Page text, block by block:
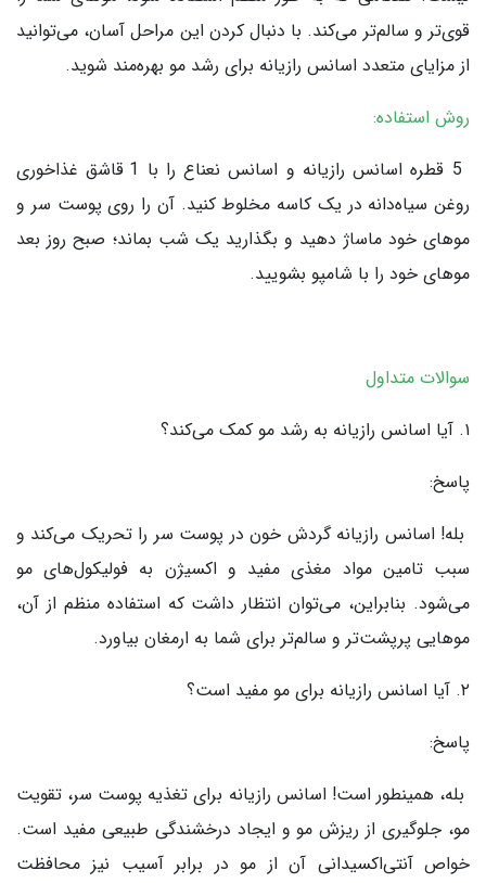
قوی‌تر و سالم‌تر می‌کند. با دنبال کردن این مراحل آسان، می‌توانید
از مزایای متعدد اسانس رازیانه برای رشد مو بهره‌مند شوید.
روش استفاده:
5 قطره اسانس رازیانه و اسانس نعناع را با 1 قاشق غذاخوری
روغن سیاه‌دانه در یک کاسه مخلوط کنید. آن را روی پوست سر و
موهای خود ماساژ دهید و بگذارید یک شب بماند؛ صبح روز بعد
موهای خود را با شامپو بشویید.
سوالات متداول
۱. آیا اسانس رازیانه به رشد مو کمک می‌کند؟
پاسخ:
بله! اسانس رازیانه گردش خون در پوست سر را تحریک می‌کند و
سبب تامین مواد مغذی مفید و اکسیژن به فولیکول‌های مو
می‌شود. بنابراین، می‌توان انتظار داشت که استفاده منظم از آن،
موهایی پرپشت‌تر و سالم‌تر برای شما به ارمغان بیاورد.
۲. آیا اسانس رازیانه برای مو مفید است؟
پاسخ:
بله، همینطور است! اسانس رازیانه برای تغذیه پوست سر، تقویت
مو، جلوگیری از ریزش مو و ایجاد درخشندگی طبیعی مفید است.
خواص آنتی‌اکسیدانی آن از مو در برابر آسیب نیز محافظت